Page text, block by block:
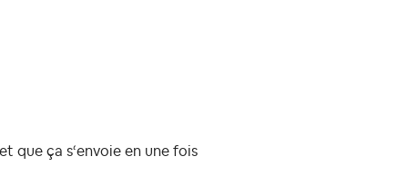
que ça s‘envoie en une fois